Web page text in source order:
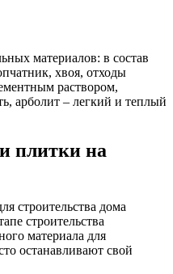
материалов: в состав
хвоя, отходы
раствором,
арболит – легкий и теплый
плитки на
строительства дома
строительства
материала для
останавливают свой